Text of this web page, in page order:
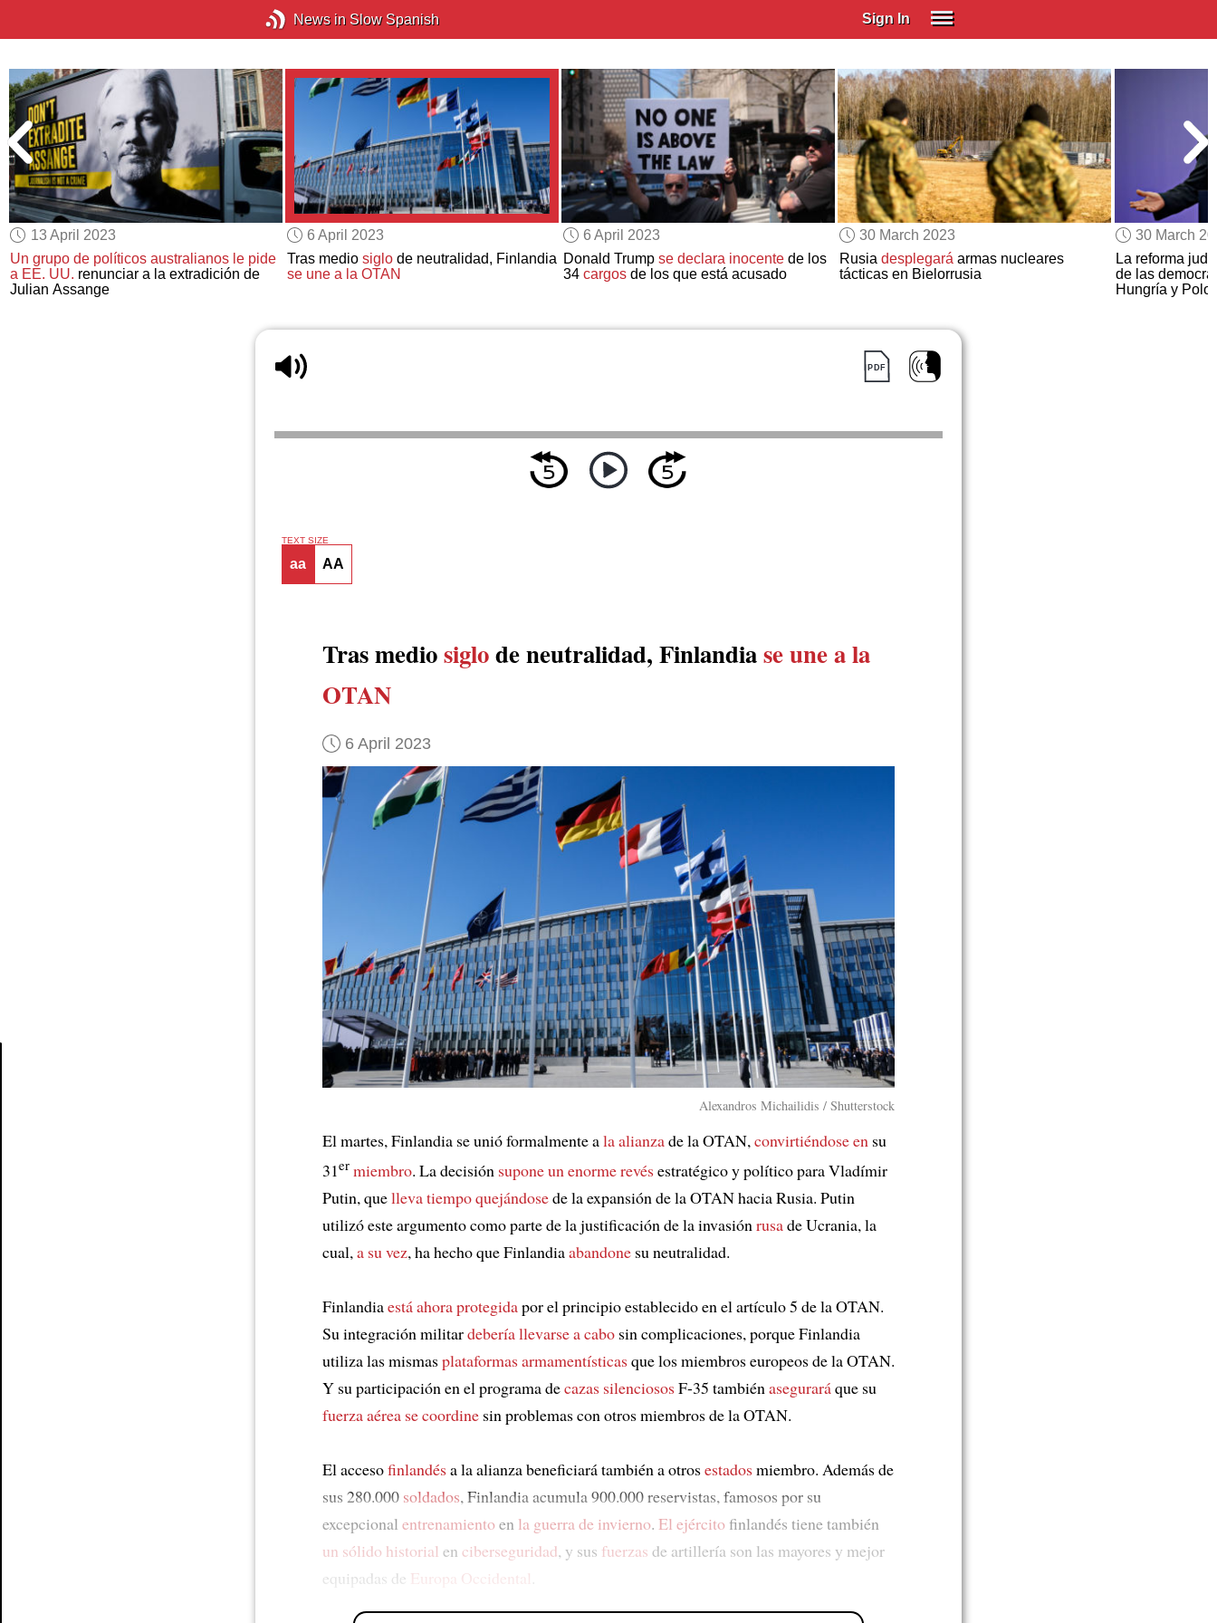
News in Slow Spanish Sign In
Spanish (Spain)
Spanish (Latino)
SUBSCRIBE
EDUCATIONAL LICENSES
GIFT CARDS
OTHER LANGUAGES
ABOUT US
13 April 2023
Un grupo de políticos australianos le pide
a EE. UU. renunciar a la extradición de
Julian Assange
6 April 2023
Tras medio siglode neutralidad, Finlandia
se une a la OTAN
6 April 2023
Donald Trump se declara inocentede los
34 cargosde los que está acusado
30 March 2023
Rusia desplegaráarmas nucleares
tácticas en Bielorrusia
30 March
La reforma
de las
Hungría y
TEXT SIZE
aa AA
Tras mediosiglode neutralidad, Finlandiase une a la
OTAN
6 April 2023
Alexandros Michailidis / Shutterstock
El martes, Finlandia se unió formalmente ala alianzade la OTAN,convirtiéndose en su
31er miembro. La decisión suponeun enorme revésestratégico y político para Vladímir
Putin, quelleva tiempo quejándosede la expansión de la OTAN hacia Rusia. Putin
utilizó este argumento como parte de la justificación de la invasiónrusade Ucrania, la
cual,a su vez, ha hecho que Finlandiaabandone su neutralidad.
Finlandiaestá ahora protegidapor el principio establecido en el artículo 5 de la OTAN.
Su integración militardebería llevarse a cabo sin complicaciones, porque Finlandia
utiliza las mismasplataformas armamentísticasque los miembros europeos de la OTAN.
Y su participación en el programa decazas silenciososF-35 tambiénaseguraráque su
fuerza aérea se coordine sin problemas con otros miembros de la OTAN.
El accesofinlandésa la alianza beneficiará también a otrosestadosmiembro. Además de
sus 280.000 soldados, Finlandia acumula 900.000 reservistas, famosos por su
excepcional entrenamientoen la guerra de invierno. El ejércitofinlandés tiene también
un sólido historial en ciberseguridad, y sus fuerzas de artillería son las mayores y mejor
equipadas de Europa Occidental